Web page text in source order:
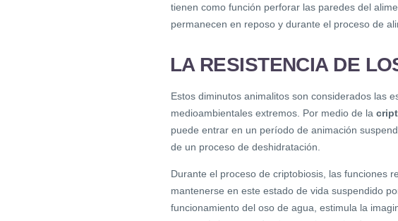
tienen como función perforar las paredes del
permanecen en reposo y durante el proceso de
LA RESISTENCIA DE
Estos diminutos animalitos son considerados las
medioambientales extremos. Por medio de la
puede entrar en un período de animación
de un proceso de deshidratación.
Durante el proceso de criptobiosis, las funciones
mantenerse en este estado de vida suspendido
funcionamiento del oso de agua, estimula la